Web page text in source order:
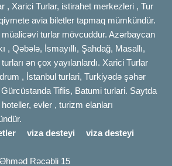
, Xarici Turlar, istirahet merkezleri , Tur
avia biletler tapmaq mümkündür.
turlar mövcuddur. Azərbaycan
, Qəbələ, İsmayıllı, Şahdağ, Masallı,
ən çox yayılanlardı. Xarici Turlar
, İstanbul turlari, Turkiyədə şəhər
Tiflis, Batumi turlari. Saytda
evler , turizm elanları
viza desteyi
viza desteyi
Rəcəbli 15